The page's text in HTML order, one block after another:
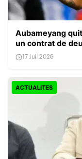
Aubameyang
un contrat de
17 Juil 2026
ACTUALITES